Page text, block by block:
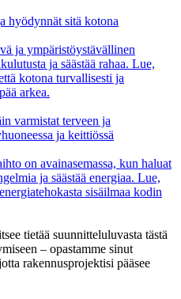
hyödynnät sitä kotona
ja ympäristöystävällinen
ja säästää rahaa. Lue,
kotona turvallisesti ja
arkea.
varmistat terveen ja
ja keittiössä
on avainasemassa, kun haluat
ja säästää energiaa. Lue,
sisäilmaa kodin
tietää suunnitteluluvasta tästä
– opastamme sinut
rakennusprojektisi pääsee